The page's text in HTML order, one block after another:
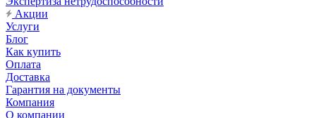
Акции
Услуги
Блог
Как купить
Оплата
Доставка
Гарантия на документы
Компания
О компании